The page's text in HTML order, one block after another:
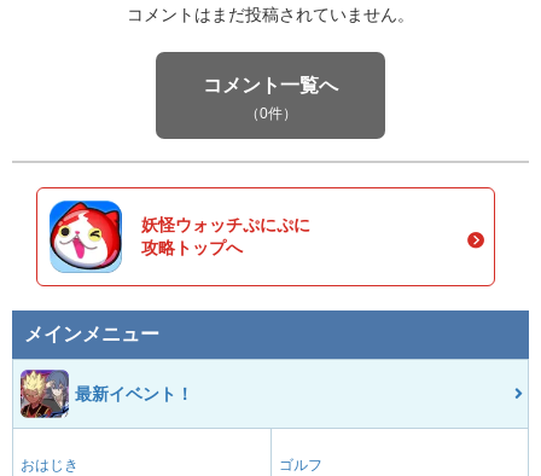
コメントはまだ投稿されていません。
コメント一覧へ
（0件）
妖怪ウォッチぷにぷに
攻略トップへ
メインメニュー
最新イベント！
おはじき ゴルフ